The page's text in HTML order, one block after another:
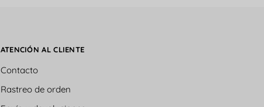
ATENCIÓN AL CLIENTE
Contacto
Rastreo de orden